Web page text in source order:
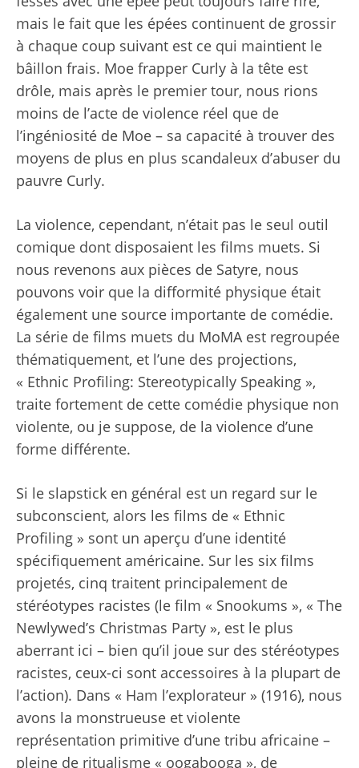
mais le fait que les épées continuent de grossir
à chaque coup suivant est ce qui maintient le
bâillon frais. Moe frapper Curly à la tête est
drôle, mais après le premier tour, nous rions
moins de l’acte de violence réel que de
l’ingéniosité de Moe – sa capacité à trouver des
moyens de plus en plus scandaleux d’abuser du
pauvre Curly.
La violence, cependant, n’était pas le seul outil
comique dont disposaient les films muets. Si
nous revenons aux pièces de Satyre, nous
pouvons voir que la difformité physique était
également une source importante de comédie.
La série de films muets du MoMA est regroupée
thématiquement, et l’une des projections,
« Ethnic Profiling: Stereotypically Speaking »,
traite fortement de cette comédie physique non
violente, ou je suppose, de la violence d’une
forme différente.
Si le slapstick en général est un regard sur le
subconscient, alors les films de « Ethnic
Profiling » sont un aperçu d’une identité
spécifiquement américaine. Sur les six films
projetés, cinq traitent principalement de
stéréotypes racistes (le film « Snookums », « The
Newlywed’s Christmas Party », est le plus
aberrant ici – bien qu’il joue sur des stéréotypes
racistes, ceux-ci sont accessoires à la plupart de
l’action). Dans « Ham l’explorateur » (1916), nous
avons la monstrueuse et violente
représentation primitive d’une tribu africaine –
pleine de ritualisme « oogabooga », de